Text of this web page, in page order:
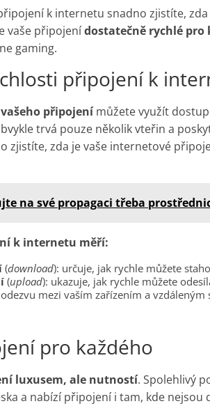
k internetu snadno zjistíte,
vaše připojenídostatečně rychlé
gaming.
připojení k
připojenímůžete využít
trvá pouze několik vteřin a
zjistíte, zda je vaše internetové
na své propagaci třeba
k internetu měří:
(download): určuje, jak rychle můžete
(upload): ukazuje, jak rychle můžete
mezi vaším zařízením a
pro každého
luxusem, ale nutností. Spolehlivý
a nabízí připojení i tam, kde